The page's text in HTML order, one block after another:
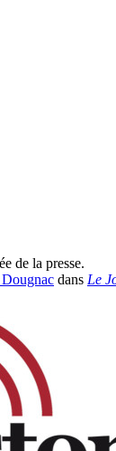
de la presse.
dans Le